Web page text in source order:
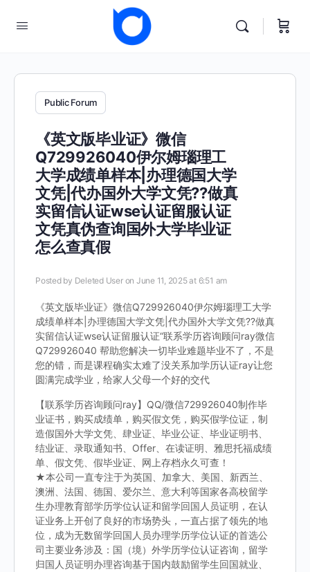
Public Forum
《英文版毕业证》微信
Q729926040伊尔姆瑙理工
大学成绩单样本|办理德国大学
文凭|代办国外大学文凭??做真
实留信认证wse认证留服认证
文凭真伪查询国外大学毕业证
怎么查真假
Posted by Deleted User on June 11, 2025 at 6:51 am
《英文版毕业证》微信Q729926040伊尔姆瑙理工大学
成绩单样本|办理德国大学文凭|代办国外大学文凭??做真
实留信认证wse认证留服认证“联系学历咨询顾问ray微信
Q729926040 帮助您解决一切毕业难题毕业不了，不是
您的错，而是课程确实太难了没关系加学历认证ray让您
圆满完成学业，给家人父母一个好的交代
【联系学历咨询顾问ray】QQ/微信729926040制作毕
业证书，购买成绩单，购买假文凭，购买假学位证，制
造假国外大学文凭、肆业证、毕业公证、毕业证明书、
结业证、录取通知书、Offer、在读证明、雅思托福成绩
单、假文凭、假毕业证、网上存档永久可查！
★本公司一直专注于为英国、加拿大、美国、新西兰、
澳洲、法国、德国、爱尔兰、意大利等国家各高校留学
生办理教育部学历学位认证和留学回国人员证明，在认
证业务上开创了良好的市场势头，一直占据了领先的地
位，成为无数留学回国人员办理学历学位认证的首选公
司主要业务涉及：国（境）外学历学位认证咨询，留学
归国人员证明办理咨询基于国内鼓励留学生回国就业、